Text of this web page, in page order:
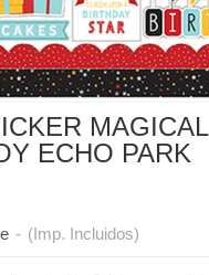
MAGICAL
ECHO PARK
- (Imp. Incluidos)